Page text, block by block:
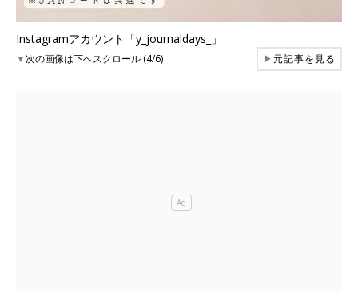
Instagramアカウント「y_journaldays_」
▼次の画像は下へスクロール (4/6) ▶元記事を見る